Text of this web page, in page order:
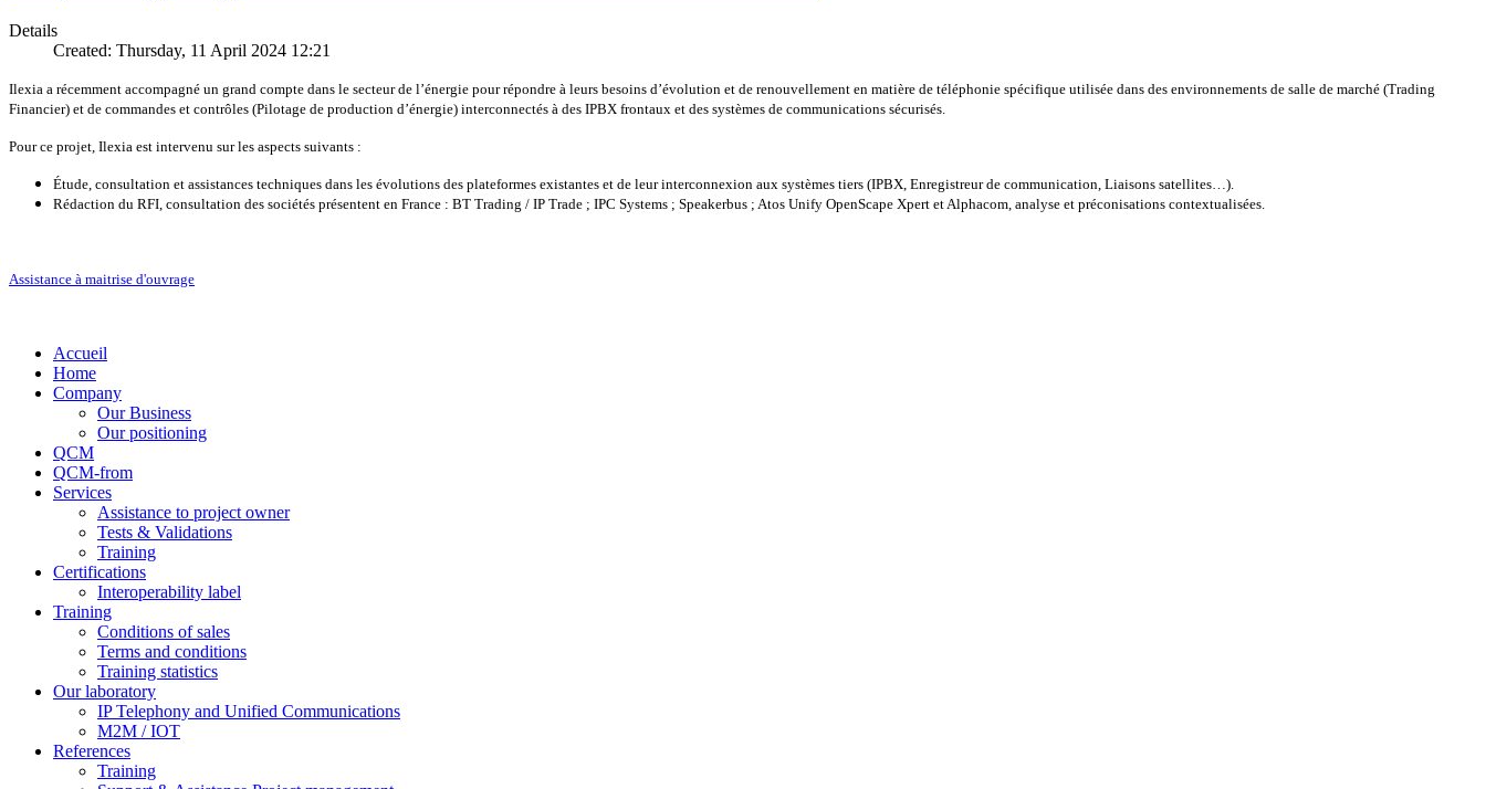
Details
Created: Thursday, 11 April 2024 12:21
Ilexia a récemment accompagné un grand compte dans le secteur de l’énergie pour répondre à leurs besoins d’évolution et de renouvellement en matière de téléphonie spécifique utilisée dans des environnements de salle de marché (Trading
Financier) et de commandes et contrôles (Pilotage de production d’énergie) interconnectés à des IPBX frontaux et des systèmes de communications sécurisés.
Pour ce projet, Ilexia est intervenu sur les aspects suivants :
Étude, consultation et assistances techniques dans les évolutions des plateformes existantes et de leur interconnexion aux systèmes tiers (IPBX, Enregistreur de communication, Liaisons satellites…).
Rédaction du RFI, consultation des sociétés présentent en France : BT Trading / IP Trade ; IPC Systems ; Speakerbus ; Atos Unify OpenScape Xpert et Alphacom, analyse et préconisations contextualisées.
Assistance à maitrise d'ouvrage
Accueil
Home
Company
Our Business
Our positioning
QCM
QCM-from
Services
Assistance to project owner
Tests & Validations
Training
Certifications
Interoperability label
Training
Conditions of sales
Terms and conditions
Training statistics
Our laboratory
IP Telephony and Unified Communications
M2M / IOT
References
Training